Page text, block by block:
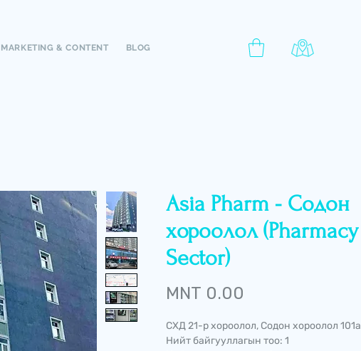
MARKETING & CONTENT BLOG
Asia Pharm - Содон
хороолол (Pharmacy
Sector)
MNT 0.00
СХД 21-р хороолол, Содон хороолол 101а
Нийт байгууллагын тоо: 1